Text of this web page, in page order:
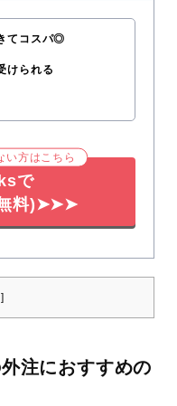
てコスパ◎
けられる
い方はこちら
で
無料)➤➤➤
]
注におすすめの